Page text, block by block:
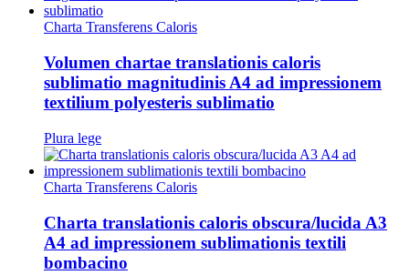
Charta Transferens Caloris
Volumen chartae translationis caloris
sublimatio magnitudinis A4 ad impressionem
textilium polyesteris sublimatio
Plura lege
Charta Transferens Caloris
Charta translationis caloris obscura/lucida A3
A4 ad impressionem sublimationis textili
bombacino